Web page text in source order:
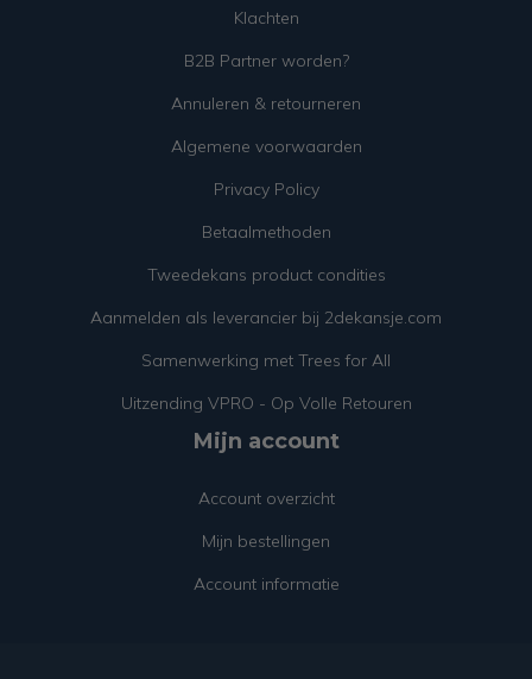
Klachten
B2B Partner worden?
Annuleren & retourneren
Algemene voorwaarden
Privacy Policy
Betaalmethoden
Tweedekans product condities
Aanmelden als leverancier bij 2dekansje.com
Samenwerking met Trees for All
Uitzending VPRO - Op Volle Retouren
Mijn account
Account overzicht
Mijn bestellingen
Account informatie